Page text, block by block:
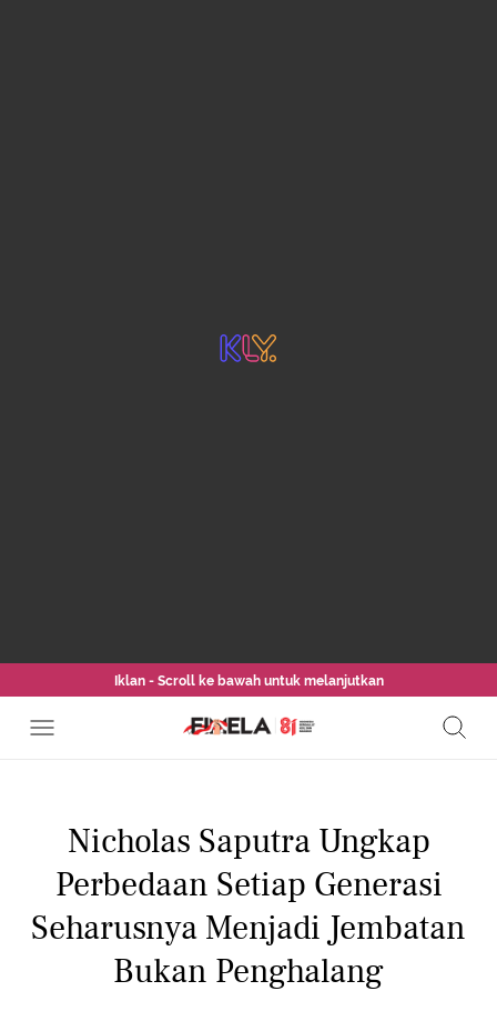
Iklan - Scroll ke bawah untuk melanjutkan
Nicholas Saputra Ungkap
Perbedaan Setiap Generasi
Seharusnya Menjadi Jembatan
Bukan Penghalang